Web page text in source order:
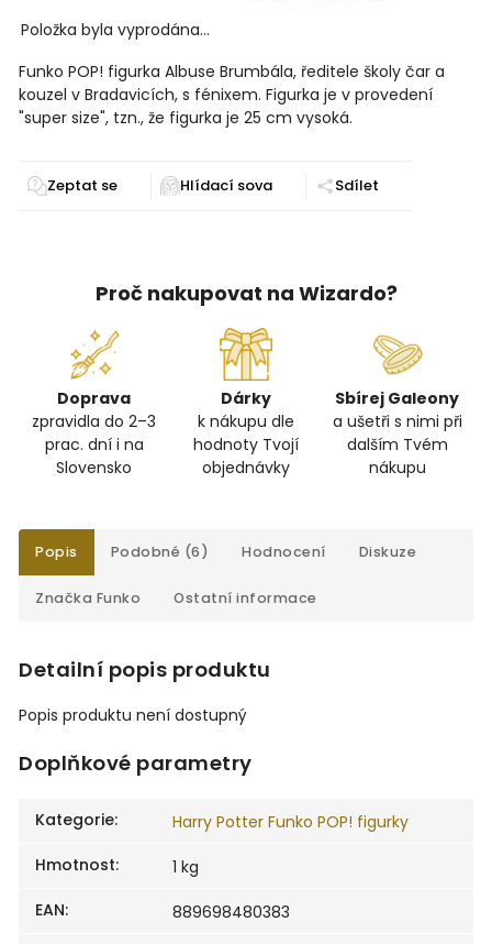
Položka byla vyprodána…
Funko POP! figurka Albuse Brumbála, ředitele školy čar a
kouzel v Bradavicích, s fénixem. Figurka je v provedení
"super size", tzn., že figurka je 25 cm vysoká.
Zeptat se Sdílet
Proč nakupovat na Wizardo?
Doprava
zpravidla do 2–3
prac. dní i na
Slovensko
Dárky
k nákupu dle
hodnoty Tvojí
objednávky
Sbírej Galeony
a ušetři s nimi při
dalším Tvém
nákupu
Popis Podobné (6) Hodnocení Diskuze
Značka Funko Ostatní informace
Detailní popis produktu
Popis produktu není dostupný
Doplňkové parametry
Kategorie:
Harry Potter Funko POP! figurky
Hmotnost:
1 kg
EAN:
889698480383